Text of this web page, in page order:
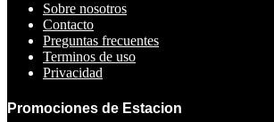
Sobre nosotros
Contacto
Preguntas frecuentes
Terminos de uso
Privacidad
Promociones de Estacion